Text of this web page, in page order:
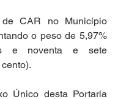
CAR no Município
o peso de 5,97%
e noventa e sete
Único desta Portaria